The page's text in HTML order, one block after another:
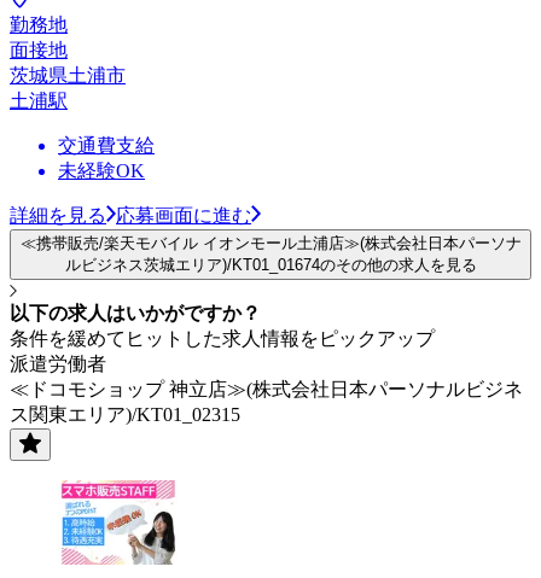
勤務地
面接地
茨城県土浦市
土浦駅
交通費支給
未経験OK
詳細を見る 応募画面に進む
≪携帯販売/楽天モバイル イオンモール土浦店≫(株式会社日本パーソナ
ルビジネス茨城エリア)/KT01_01674のその他の求人を見る
以下の求人はいかがですか？
条件を緩めてヒットした求人情報をピックアップ
派遣労働者
≪ドコモショップ 神立店≫(株式会社日本パーソナルビジネ
ス関東エリア)/KT01_02315